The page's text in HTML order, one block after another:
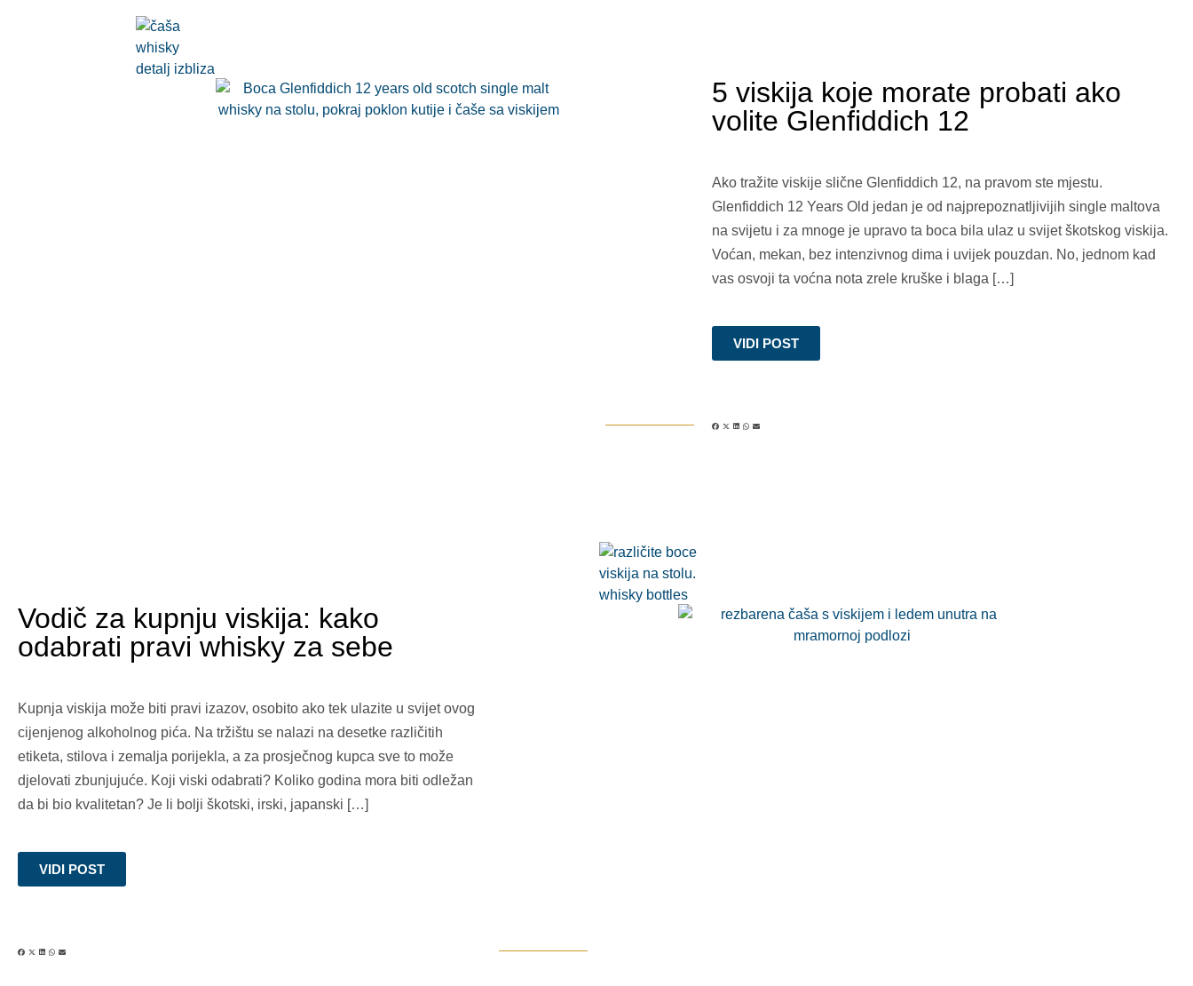
5 viskija koje morate probati ako
volite Glenfiddich 12
Ako tražite viskije slične Glenfiddich 12, na pravom ste mjestu.
Glenfiddich 12 Years Old jedan je od najprepoznatljivijih single maltova
na svijetu i za mnoge je upravo ta boca bila ulaz u svijet škotskog viskija.
Voćan, mekan, bez intenzivnog dima i uvijek pouzdan. No, jednom kad
vas osvoji ta voćna nota zrele kruške i blaga […]
VIDI POST
Vodič za kupnju viskija: kako
odabrati pravi whisky za sebe
Kupnja viskija može biti pravi izazov, osobito ako tek ulazite u svijet ovog
cijenjenog alkoholnog pića. Na tržištu se nalazi na desetke različitih
etiketa, stilova i zemalja porijekla, a za prosječnog kupca sve to može
djelovati zbunjujuće. Koji viski odabrati? Koliko godina mora biti odležan
da bi bio kvalitetan? Je li bolji škotski, irski, japanski […]
VIDI POST